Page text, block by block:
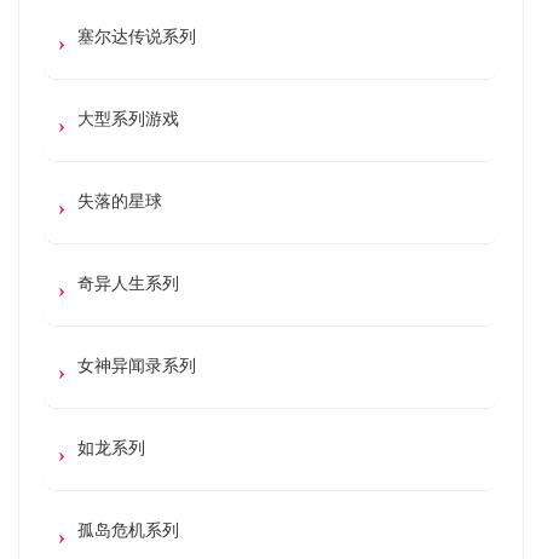
塞尔达传说系列
大型系列游戏
失落的星球
奇异人生系列
女神异闻录系列
如龙系列
孤岛危机系列